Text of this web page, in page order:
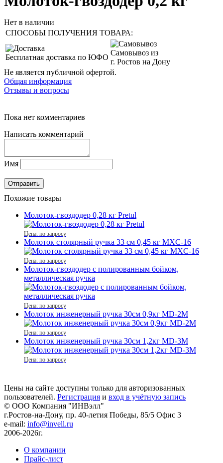
Нет в наличии
СПОСОБЫ ПОЛУЧЕНИЯ ТОВАРА:
Бесплатная доставка по ЮФО
Самовывоз из
г. Ростов на Дону
Не является публичной офертой.
Общая информация
Отзывы и вопросы
Пока нет комментариев
Написать комментарий
Имя
Похожие товары
Молоток-гвоздодер 0,28 кг Pretul
Цена: по запросу
Молоток столярный ручка 33 см 0,45 кг MXC-16
Цена: по запросу
Молоток-гвоздодер с полированным бойком,
металлическая ручка
Цена: по запросу
Молоток инженерный ручка 30см 0,9кг MD-2M
Цена: по запросу
Молоток инженерный ручка 30см 1,2кг MD-3M
Цена: по запросу
Цены на сайте доступны только для авторизованных
пользователей. Регистрация и вход в учётную запись
© ООО Компания "ИНВэлл"
г.Ростов-на-Дону, пр. 40-летия Победы, 85/5 Офис 3
e-mail: info@invell.ru
2006-2026г.
О компании
Прайс-лист